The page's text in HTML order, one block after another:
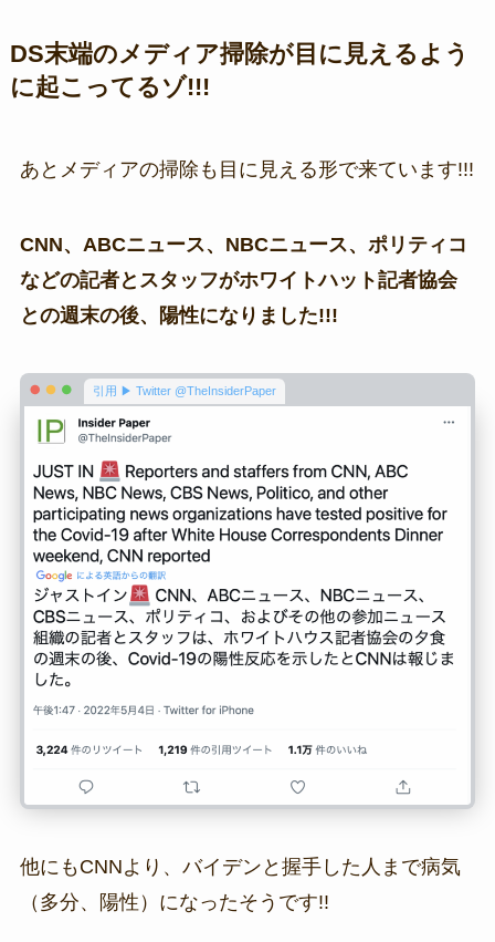
DS末端のメディア掃除が目に見えるよう
に起こってるゾ!!!
あとメディアの掃除も目に見える形で来ています!!!
CNN、ABCニュース、NBCニュース、ポリティコ
などの記者とスタッフがホワイトハット記者協会
との週末の後、陽性になりました!!!
引用 ▶ Twitter @TheInsiderPaper
他にもCNNより、バイデンと握手した人まで病気
（多分、陽性）になったそうです!!